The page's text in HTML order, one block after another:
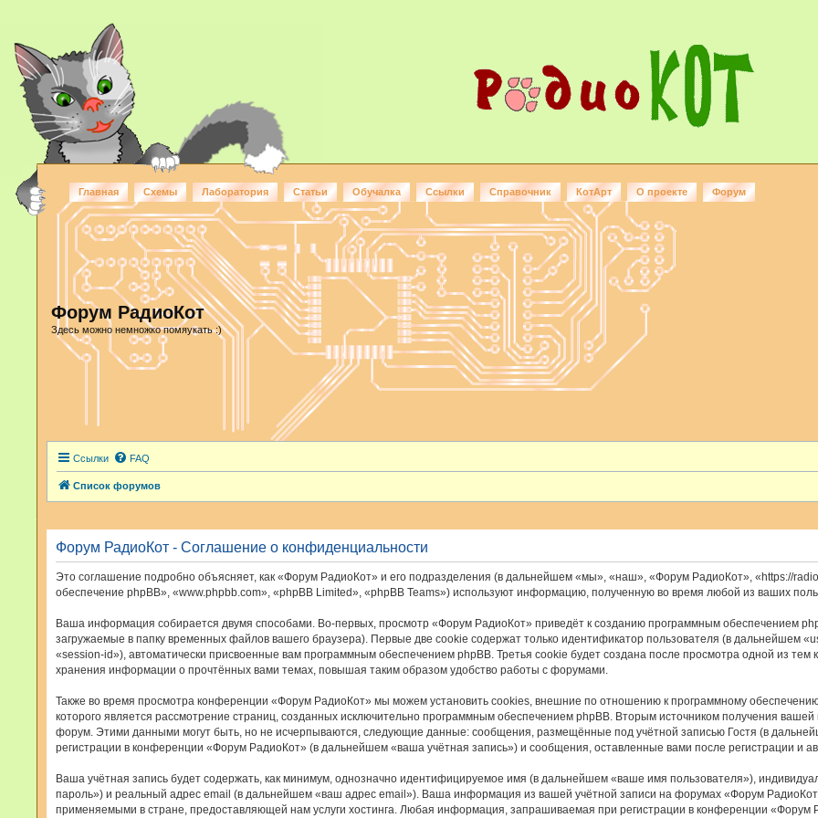
Главная Схемы Лаборатория Статьи Обучалка Ссылки Справочник КотАрт О проекте Форум
Форум РадиоКот
Здесь можно немножко помяукать :)
Ссылки FAQ
Список форумов
Форум РадиоКот - Соглашение о конфиденциальности
Это соглашение подробно объясняет, как «Форум РадиоКот» и его подразделения (в дальнейшем «мы», «наш», «Форум РадиоКот», «https://
обеспечение phpBB», «www.phpbb.com», «phpBB Limited», «phpBB Teams») используют информацию, полученную во время любой из ваших
Ваша информация собирается двумя способами. Во-первых, просмотр «Форум РадиоКот» приведёт к созданию программным обеспечением
загружаемые в папку временных файлов вашего браузера). Первые две cookie содержат только идентификатор пользователя (в дальнейшем
«session-id»), автоматически присвоенные вам программным обеспечением phpBB. Третья cookie будет создана после просмотра одной из
хранения информации о прочтённых вами темах, повышая таким образом удобство работы с форумами.
Также во время просмотра конференции «Форум РадиоКот» мы можем установить cookies, внешние по отношению к программному
которого является рассмотрение страниц, созданных исключительно программным обеспечением phpBB. Вторым источником получения
форум. Этими данными могут быть, но не исчерпываются, следующие данные: сообщения, размещённые под учётной записью Гостя (в
регистрации в конференции «Форум РадиоКот» (в дальнейшем «ваша учётная запись») и сообщения, оставленные вами после регистрации и
Ваша учётная запись будет содержать, как минимум, однозначно идентифицируемое имя (в дальнейшем «ваше имя пользователя»),
пароль») и реальный адрес email (в дальнейшем «ваш адрес email»). Ваша информация из вашей учётной записи на форумах «Форум
применяемыми в стране, предоставляющей нам услуги хостинга. Любая информация, запрашиваемая при регистрации в конференции «Форум